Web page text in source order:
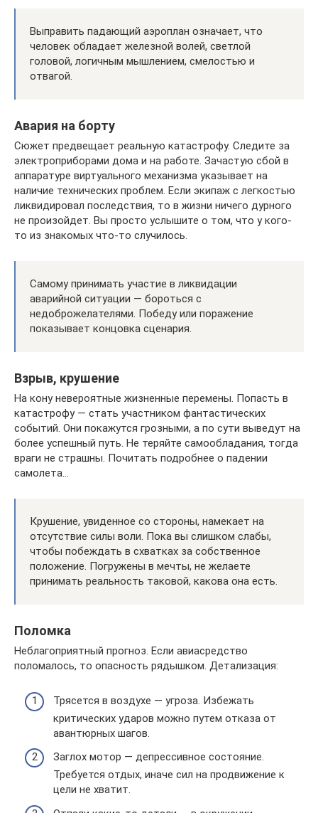
Выправить падающий аэроплан означает, что
человек обладает железной волей, светлой
головой, логичным мышлением, смелостью и
отвагой.
Авария на борту
Сюжет предвещает реальную катастрофу. Следите за
электроприборами дома и на работе. Зачастую сбой в
аппаратуре виртуального механизма указывает на
наличие технических проблем. Если экипаж с легкостью
ликвидировал последствия, то в жизни ничего дурного
не произойдет. Вы просто услышите о том, что у кого-
то из знакомых что-то случилось.
Самому принимать участие в ликвидации
аварийной ситуации — бороться с
недоброжелателями. Победу или поражение
показывает концовка сценария.
Взрыв, крушение
На кону невероятные жизненные перемены. Попасть в
катастрофу — стать участником фантастических
событий. Они покажутся грозными, а по сути выведут на
более успешный путь. Не теряйте самообладания, тогда
враги не страшны. Почитать подробнее о падении
самолета…
Крушение, увиденное со стороны, намекает на
отсутствие силы воли. Пока вы слишком слабы,
чтобы побеждать в схватках за собственное
положение. Погружены в мечты, не желаете
принимать реальность таковой, какова она есть.
Поломка
Неблагоприятный прогноз. Если авиасредство
поломалось, то опасность рядышком. Детализация:
Трясется в воздухе — угроза. Избежать
критических ударов можно путем отказа от
авантюрных шагов.
Заглох мотор — депрессивное состояние.
Требуется отдых, иначе сил на продвижение к
цели не хватит.